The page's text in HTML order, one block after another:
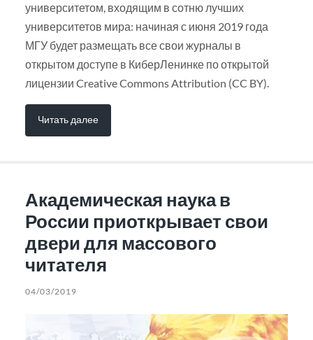
университетом, входящим в сотню лучших
университетов мира: начиная с июня 2019 года
МГУ будет размещать все свои журналы в
открытом доступе в КиберЛенинке по открытой
лицензии Creative Commons Attribution (CC BY).
Читать далее
Академическая наука в
России приоткрывает свои
двери для массового
читателя
04/03/2019